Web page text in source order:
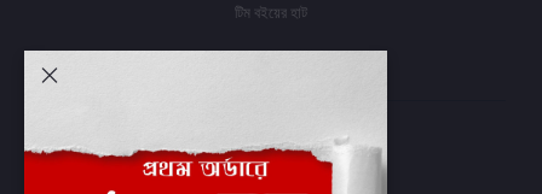
টিম বইয়ের হাট
প্রবেশ করুন
অর্ডার ইতিহাস